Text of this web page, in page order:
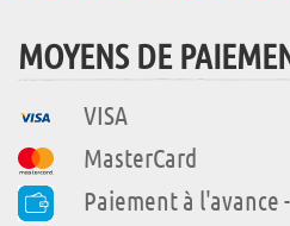
MOYENS DE
VISA
MasterCard
Paiement à l'avance